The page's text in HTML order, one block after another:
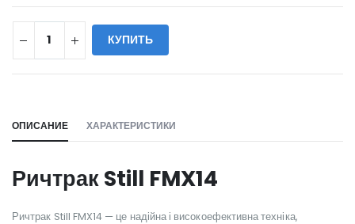
КУПИТЬ
ОПИСАНИЕ ХАРАКТЕРИСТИКИ
Ричтрак Still FMX14
Ричтрак Still FMX14 — це надійна і високоефективна техніка,